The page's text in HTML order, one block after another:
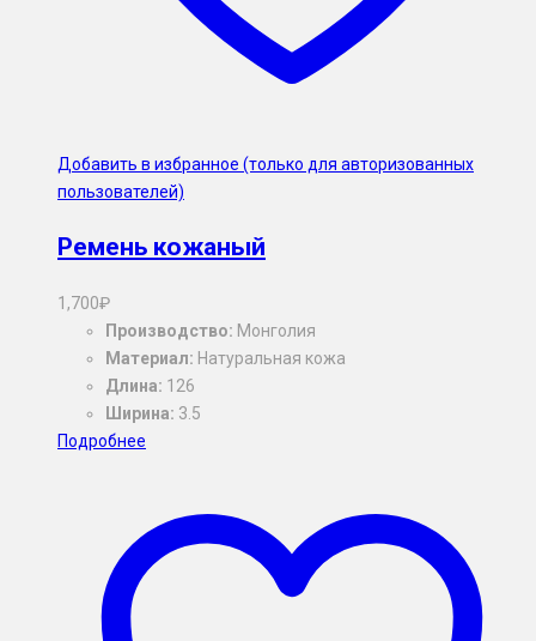
Добавить в избранное (только для авторизованных
пользователей)
Ремень кожаный
1,700₽
Производство: Монголия
Материал: Натуральная кожа
Длина: 126
Ширина: 3.5
Подробнее